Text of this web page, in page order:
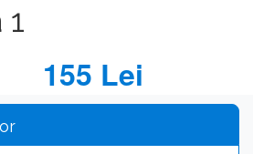
155 Lei